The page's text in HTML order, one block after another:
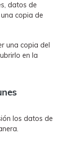
datos de
copia de
una copia del
en la
los datos de